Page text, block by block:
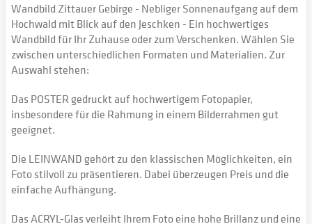
Wandbild Zittauer Gebirge - Nebliger Sonnenaufgang auf dem
Hochwald mit Blick auf den Jeschken - Ein hochwertiges
Wandbild für Ihr Zuhause oder zum Verschenken. Wählen Sie
zwischen unterschiedlichen Formaten und Materialien. Zur
Auswahl stehen:
Das POSTER gedruckt auf hochwertigem Fotopapier,
insbesondere für die Rahmung in einem Bilderrahmen gut
geeignet.
Die LEINWAND gehört zu den klassischen Möglichkeiten, ein
Foto stilvoll zu präsentieren. Dabei überzeugen Preis und die
einfache Aufhängung.
Das ACRYL-Glas verleiht Ihrem Foto eine hohe Brillanz und eine